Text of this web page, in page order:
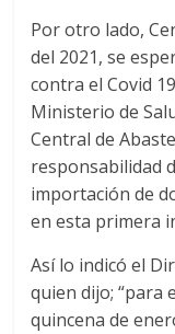
Por otro lado,
del 2021, se
contra el Covid
Ministerio de
Central de
responsabilidad
importación de
en esta primera
Así lo indicó el
quien dijo; “para
quincena de